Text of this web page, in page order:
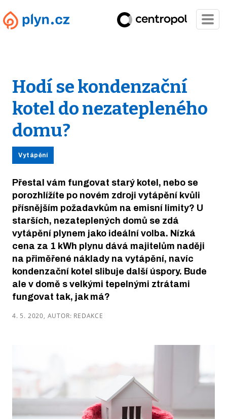
Hodí se kondenzační
kotel do nezatepleného
domu?
Vytápění
Přestal vám fungovat starý kotel, nebo se
porozhlížíte po novém zdroji vytápění kvůli
přísnějším požadavkům na emisní limity? U
starších, nezateplených domů se zdá
vytápění plynem jako ideální volba. Nízká
cena za 1 kWh plynu dává majitelům naději
na přiměřené náklady na vytápění, navíc
kondenzační kotel slibuje další úspory. Bude
ale v domě s velkými tepelnými ztrátami
fungovat tak, jak má?
4. 5. 2020, AUTOR: REDAKCE